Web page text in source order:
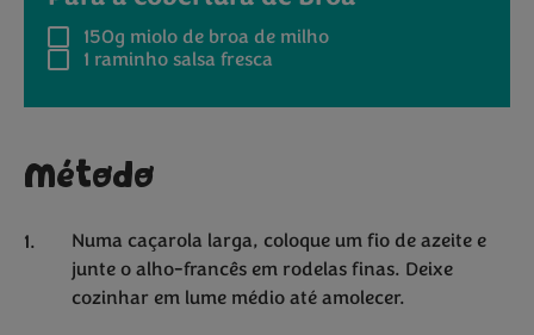
150g miolo de broa de milho
1 raminhosalsa fresca
Método
Numa caçarola larga, coloque um fio de azeite e
junte o alho-francês em rodelas finas. Deixe
cozinhar em lume médio até amolecer.